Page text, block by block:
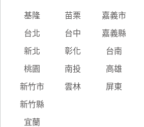
基隆 苗栗 嘉義市
台北 台中 嘉義縣
新北 彰化 台南
桃園 南投 高雄
新竹市 雲林 屏東
新竹縣
宜蘭